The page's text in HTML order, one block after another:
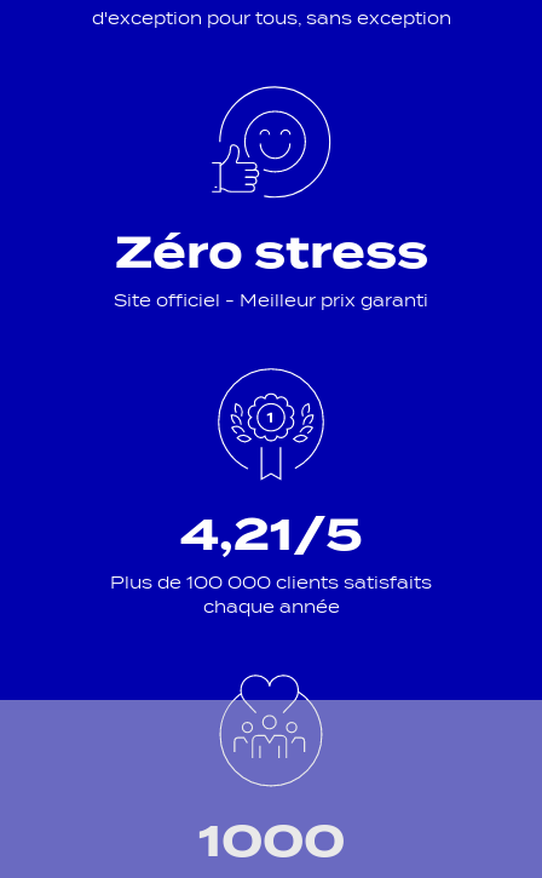
d'exception pour tous, sans exception
Zéro stress
Site officiel - Meilleur prix garanti
4,21/5
Plus de 100 000 clients satisfaits
chaque année
1000